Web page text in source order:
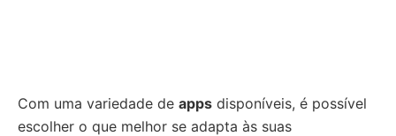
Com uma variedade de apps disponíveis, é possível
escolher o que melhor se adapta às suas